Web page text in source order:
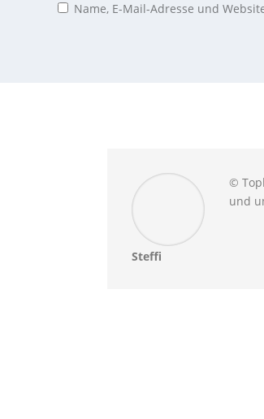
Name, E-Mail-Adresse und
©
und
Steffi